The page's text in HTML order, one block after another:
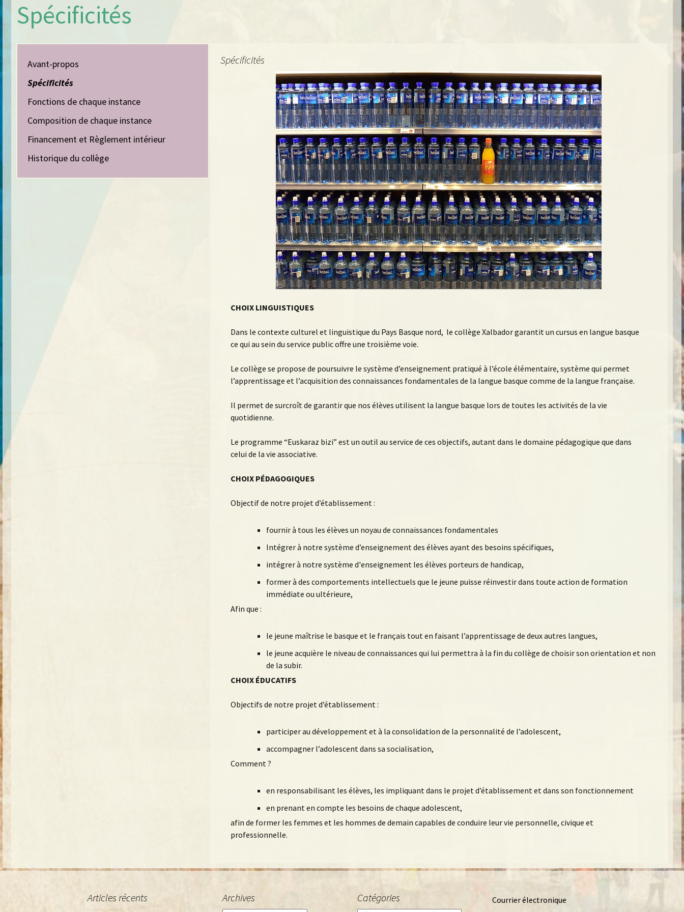
Ingelesa
Matematikak
Musika
Orientazioa
Teknologia
Spécificités
Avant-propos
Spécificités
Fonctions de chaque instance
Composition de chaque instance
Financement et Règlement intérieur
Historique du collège
Spécificités
CHOIX LINGUISTIQUES
Dans le contexte culturel et linguistique du Pays Basque nord, le collège Xalbador garantit un cursus en langue basque
ce qui au sein du service public offre une troisième voie.
Le collège se propose de poursuivre le système d’enseignement pratiqué à l’école élémentaire, système qui permet
l’apprentissage et l’acquisition des connaissances fondamentales de la langue basque comme de la langue française.
Il permet de surcroît de garantir que nos élèves utilisent la langue basque lors de toutes les activités de la vie
quotidienne.
Le programme “Euskaraz bizi” est un outil au service de ces objectifs, autant dans le domaine pédagogique que dans
celui de la vie associative.
CHOIX PÉDAGOGIQUES
Objectif de notre projet d’établissement :
fournir à tous les élèves un noyau de connaissances fondamentales
Intégrer à notre système d’enseignement des élèves ayant des besoins spécifiques,
intégrer à notre système d'enseignement les élèves porteurs de handicap,
former à des comportements intellectuels que le jeune puisse réinvestir dans toute action de formation
immédiate ou ultérieure,
Afin que :
le jeune maîtrise le basque et le français tout en faisant l’apprentissage de deux autres langues,
le jeune acquière le niveau de connaissances qui lui permettra à la fin du collège de choisir son orientation et non
de la subir.
CHOIX ÉDUCATIFS
Objectifs de notre projet d’établissement :
participer au développement et à la consolidation de la personnalité de l’adolescent,
accompagner l’adolescent dans sa socialisation,
Comment ?
en responsabilisant les élèves, les impliquant dans le projet d’établissement et dans son fonctionnement
en prenant en compte les besoins de chaque adolescent,
afin de former les femmes et les hommes de demain capables de conduire leur vie personnelle, civique et
professionnelle.
Articles récents Archives Catégories Courrier électronique